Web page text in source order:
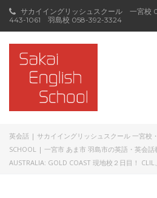
サカイイングリッシュスクール 一宮校
443-1061 羽島校 058-392-3324
英会話 | サカイイングリッシュスクール 一宮校
SCHOOL | 一宮市 あま市 羽島市の英語・英会話
AUSTRALIA: GOLD COAST 現地校２日目！